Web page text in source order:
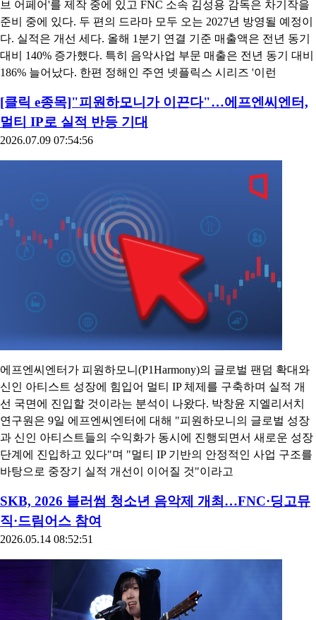
브 어페어'를 제작 중에 있고 FNC 소속 김성용 감독은 차기작을
준비 중에 있다. 두 편의 드라마 모두 오는 2027년 방영될 예정이
다. 실적은 개선 세다. 올해 1분기 연결 기준 매출액은 전년 동기
대비 140% 증가했다. 특히 음악사업 부문 매출은 전년 동기 대비
186% 늘어났다. 한편 정해인 주연 넷플릭스 시리즈 '이런
[클릭 e종목]"피원하모니가 이끈다"…에프엔씨엔터,
멀티 IP로 실적 반등 기대
2026.07.09 07:54:56
에프엔씨엔터가 피원하모니(P1Harmony)의 글로벌 팬덤 확대와
신인 아티스트 성장에 힘입어 멀티 IP 체제를 구축하며 실적 개
선 국면에 진입할 것이라는 분석이 나왔다. 박창윤 지엘리서치
연구원은 9일 에프엔씨엔터에 대해 "피원하모니의 글로벌 성장
과 신인 아티스트들의 수익화가 동시에 진행되면서 새로운 성장
단계에 진입하고 있다"며 "멀티 IP 기반의 안정적인 사업 구조를
바탕으로 중장기 실적 개선이 이어질 것"이라고
SKB, 2026 블러썸 청소년 음악제 개최…FNC·딩고뮤
직·드림어스 참여
2026.05.14 08:52:51